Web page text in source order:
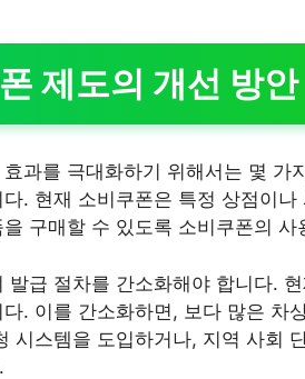
제도의 개선 방안
과를 극대화하기 위해서는 몇
. 현재 소비쿠폰은 특정 상점이
구매할 수 있도록 소비쿠폰의
발급 절차를 간소화해야 합니다.
. 이를 간소화하면, 보다 많은 차
시스템을 도입하거나, 지역 사회